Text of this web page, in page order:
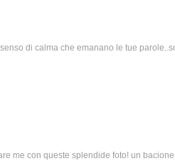
di calma che emanano le tue
me con queste splendide foto! un bacione